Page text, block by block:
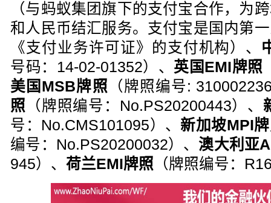
（与蚂蚁集团旗下的支付宝合作，为
和人民币结汇服务。支付宝是国内第
《支付业务许可证》的支付机构）、
号码：14-02-01352）、 英国EMI牌照
美国MSB牌照 （牌照编号:
照 （牌照编号：No.PS20200443）、
号：No.CMS101095）、 新加坡MPI
编号：No.PS20200032）、 澳大利亚
945）、荷兰EMI牌照 （牌照编号：